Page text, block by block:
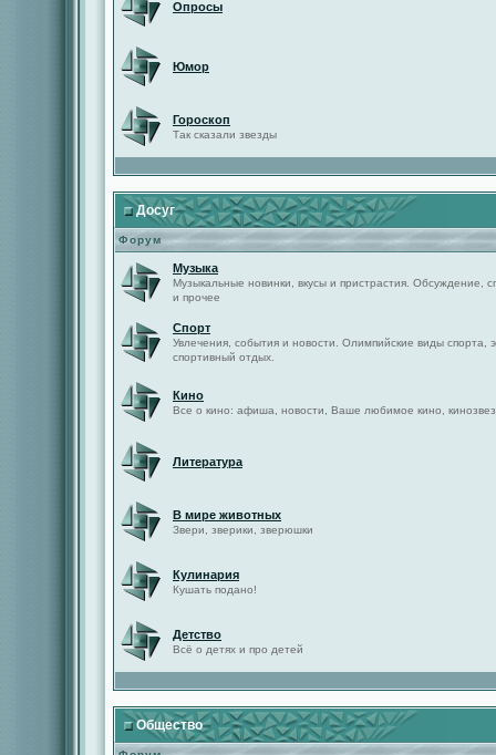
Опросы
Юмор
Гороскоп
Так сказали звезды
Досуг
Форум
Музыка
Музыкальные новинки, вкусы и пристрастия. Обсуждение,
и прочее
Спорт
Увлечения, события и новости. Олимпийские виды спорта,
спортивный отдых.
Кино
Все о кино: афиша, новости, Ваше любимое кино,
Литература
В мире животных
Звери, зверики, зверюшки
Кулинария
Кушать подано!
Детство
Всё о детях и про детей
Общество